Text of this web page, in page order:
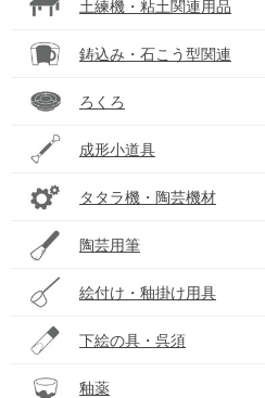
土練機・粘土関連用品
鋳込み・石こう型関連
ろくろ
成形小道具
タタラ機・陶芸機材
陶芸用筆
絵付け・釉掛け用具
下絵の具・呉須
釉薬